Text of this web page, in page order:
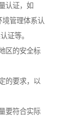
认证，如
境管理体系认
证等。
区的安全标
的要求，以
要符合实际